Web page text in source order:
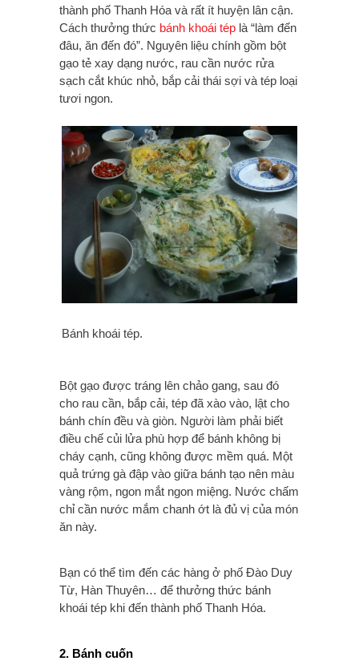
thành phố Thanh Hóa và rất ít huyện lân cận.
Cách thưởng thức bánh khoái tép là “làm đến
đâu, ăn đến đó”. Nguyên liệu chính gồm bột
gạo tẻ xay dạng nước, rau cần nước rửa
sạch cắt khúc nhỏ, bắp cải thái sợi và tép loại
tươi ngon.
Bánh khoái tép.
Bột gạo được tráng lên chảo gang, sau đó
cho rau cần, bắp cải, tép đã xào vào, lật cho
bánh chín đều và giòn. Người làm phải biết
điều chế củi lửa phù hợp để bánh không bị
cháy cạnh, cũng không được mềm quá. Một
quả trứng gà đập vào giữa bánh tạo nên màu
vàng rộm, ngon mắt ngon miệng. Nước chấm
chỉ cần nước mắm chanh ớt là đủ vị của món
ăn này.
Bạn có thể tìm đến các hàng ở phố Đào Duy
Từ, Hàn Thuyên… để thưởng thức bánh
khoái tép khi đến thành phố Thanh Hóa.
2. Bánh cuốn